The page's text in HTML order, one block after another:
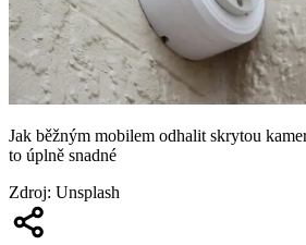
Jak běžným mobilem odhalit skrytou
to úplně snadné
Zdroj: Unsplash